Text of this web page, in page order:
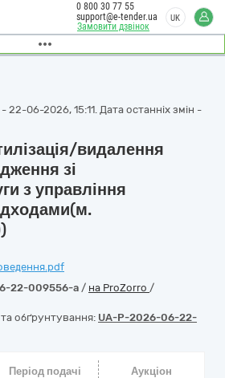
Замовити дзвінок
0 800 30 77 55
support@e-tender.ua
UK
06-2026, 15:11. Дата останніх змін -
видалення
зі
з управління
22-009556-a / на ProZorro /
обґрунтування: UA-P-2026-06-22-
Період подачі
Аукціон